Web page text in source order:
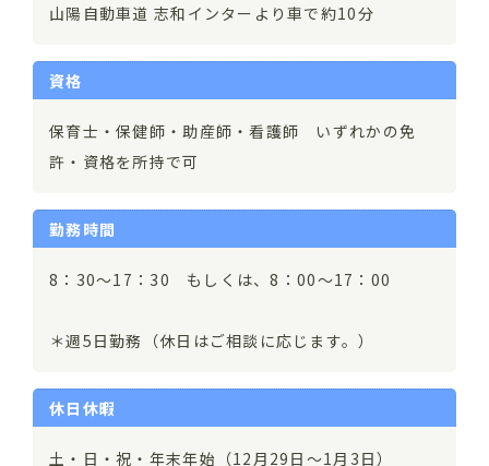
山陽自動車道 志和インターより車で約10分
資格
保育士・保健師・助産師・看護師 いずれかの免
許・資格を所持で可
勤務時間
8：30～17：30 もしくは、8：00～17：00
＊週5日勤務（休日はご相談に応じます。）
休日休暇
土・日・祝・年末年始（12月29日～1月3日）